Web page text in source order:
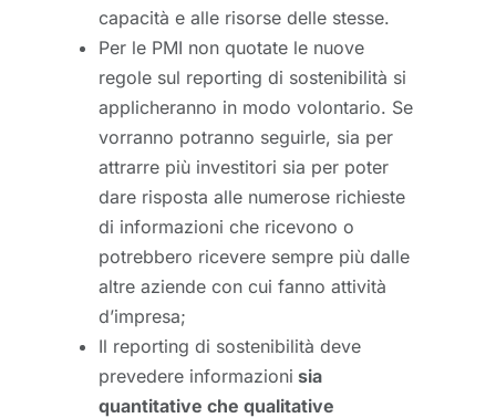
capacità e alle risorse delle stesse.
Per le PMI non quotate le nuove
regole sul reporting di sostenibilità si
applicheranno in modo volontario. Se
vorranno potranno seguirle, sia per
attrarre più investitori sia per poter
dare risposta alle numerose richieste
di informazioni che ricevono o
potrebbero ricevere sempre più dalle
altre aziende con cui fanno attività
d’impresa;
Il reporting di sostenibilità deve
prevedere informazioni sia
quantitative che qualitative